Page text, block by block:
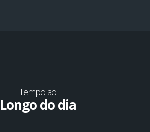
Tempo ao
Longo do dia